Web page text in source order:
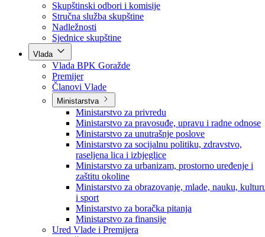
Poslanici po strankama
Poslanici po klubovima naroda
Kolegij skupštine
Skupštinski odbori i komisije
Stručna služba skupštine
Nadležnosti
Sjednice skupštine
Vlada
Vlada BPK Goražde
Premijer
Članovi Vlade
Ministarstva
Ministarstvo za privredu
Ministarstvo za pravosuđe, upravu i radne odnose
Ministarstvo za unutrašnje poslove
Ministarstvo za socijalnu politiku, zdravstvo,
raseljena lica i izbjeglice
Ministarstvo za urbanizam, prostorno uređenje i
zaštitu okoline
Ministarstvo za obrazovanje, mlade, nauku,
i sport